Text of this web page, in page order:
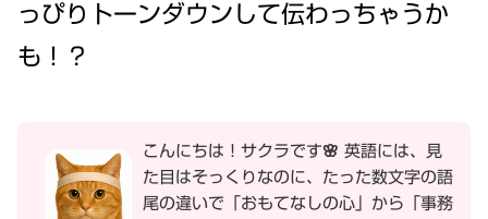
っぴりトーンダウンして伝わっちゃうか
も！？
こんにちは！サクラです🌸 英語には、見
た目はそっくりなのに、たった数文字の語
尾の違いで「おもてなしの心」から「事務